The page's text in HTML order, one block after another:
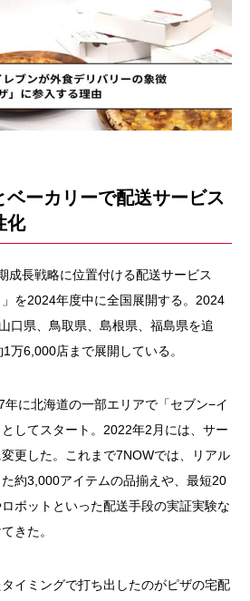
ベーカリーで配送サービス
化
成長戦略に位置付ける配送サービス
」を2024年度中に全国展開する。2024
口県、鳥取県、島根県、福島県を追
万6,000店まで展開している。
に北海道の一部エリアで「セブン−イ
してスタート。2022年2月には、サー
更した。これまで7NOWでは、リアル
約3,000アイテムの品揃えや、最短20
ボットといった配送手段の実証実験な
きた。
イミングで打ち出したのがピザの宅配